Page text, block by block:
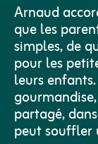
Arnaud
que les
simples, de
pour les
leurs
partagé,
peut souffler